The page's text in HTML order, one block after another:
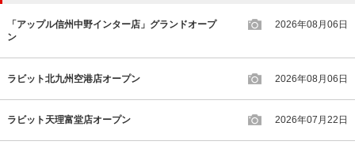
「アップル信州中野インター店」グランドオープ
ン
2026年08月06日
ラビット北九州空港店オープン 2026年08月06日
ラビット天理富堂店オープン 2026年07月22日